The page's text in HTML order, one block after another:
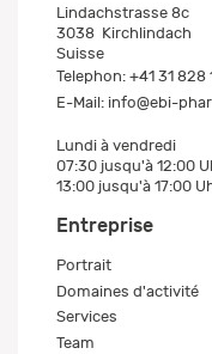
Lindachstrasse 8c
3038 Kirchlindach
Suisse
Telephon: +41 31 828
E-Mail: info@ebi-
Lundi à vendredi
07:30 jusqu'à 12:00
13:00 jusqu'à 17:00
Entreprise
Portrait
Domaines d'activité
Services
Team